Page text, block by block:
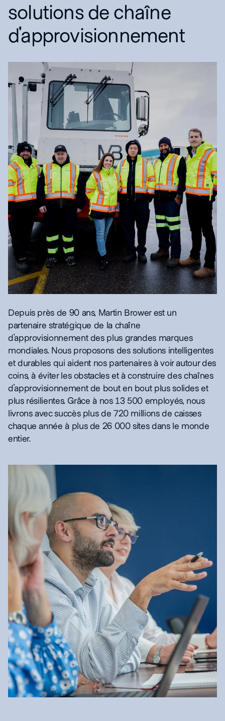
solutions de chaîne
d'approvisionnement
Depuis près de 90 ans, Martin Brower est un
partenaire stratégique de la chaîne
d’approvisionnement des plus grandes marques
mondiales. Nous proposons des solutions intelligentes
et durables qui aident nos partenaires à voir autour des
coins, à éviter les obstacles et à construire des chaînes
d'approvisionnement de bout en bout plus solides et
plus résilientes. Grâce à nos 13 500 employés, nous
livrons avec succès plus de 720 millions de caisses
chaque année à plus de 26 000 sites dans le monde
entier.